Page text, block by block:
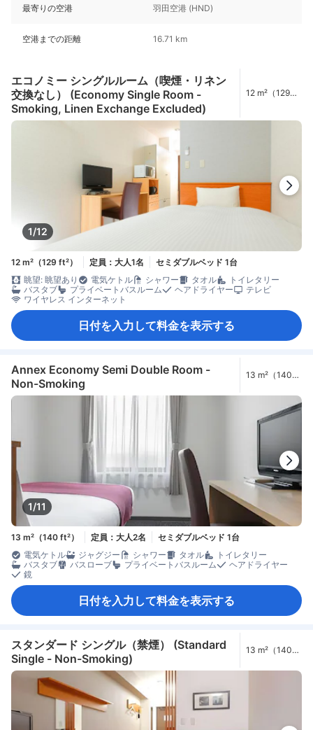
最寄りの空港 羽田空港 (HND)
空港までの距離 16.71 km
エコノミー シングルルーム（喫煙・リネン
交換なし） (Economy Single Room -
Smoking, Linen Exchange Excluded)
12 m²（129
1/12
12 m²（129 ft²） 定員：大人1名
セミダブルベッド 1台
眺望: 眺望あり
電気ケトル シャワー タオル
トイレタリー
バスタブ
プライベートバスルーム ヘアドライヤー
テレビ
ワイヤレス インターネット
日付を入力して料金を表示する
Annex Economy Semi Double Room -
Non-Smoking
13 m²（140
1/11
13 m²（140 ft²） 定員：大人2名
セミダブルベッド 1台
電気ケトル
ジャグジー シャワー タオル
トイレタリー
バスタブ
バスローブ プライベートバスルーム
ヘアドライヤー
鏡
日付を入力して料金を表示する
スタンダード シングル（禁煙） (Standard
Single - Non-Smoking)
13 m²（140